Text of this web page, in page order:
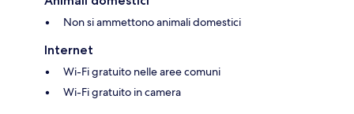
Non si ammettono animali domestici
Internet
Wi-Fi gratuito nelle aree comuni
Wi-Fi gratuito in camera